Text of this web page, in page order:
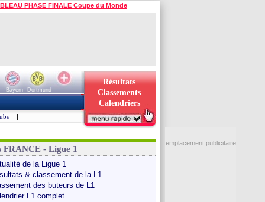
PHASE FINALE Coupe du Monde
Bayern
Dortmund
Résultats
Classements
Calendriers
|
FRANCE - Ligue 1
de la Ligue 1
& classement de la L1
des buteurs de L1
L1 complet
emplacement publicitaire